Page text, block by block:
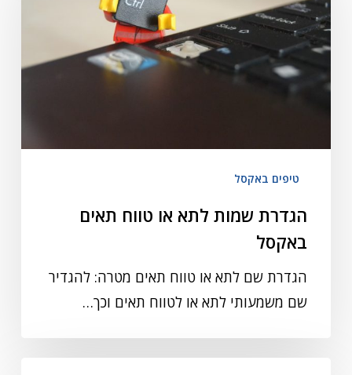
טיפים באקסל
הגדרת שמות לתא או טווח תאים
באקסל
הגדרת שם לתא או טווח תאים מטרה: להגדיר
שם משמעותי לתא או לטווח תאים וכך…